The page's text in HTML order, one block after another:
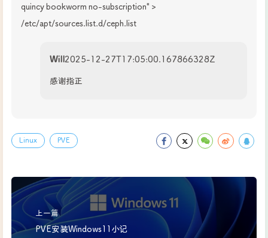
quincy bookworm no-subscription" >
/etc/apt/sources.list.d/ceph.list
Will2025-12-27T17:05:00.167866328Z
感谢指正
Linux PVE
上一篇
PVE安装Windows11小记